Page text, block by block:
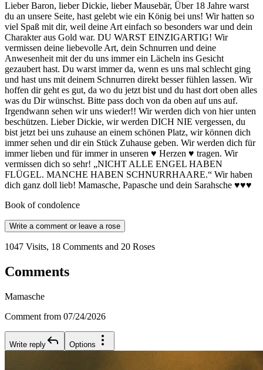
Lieber Baron, lieber Dickie, lieber Mausebär, Über 18 Jahre warst
du an unsere Seite, hast gelebt wie ein König bei uns! Wir hatten so
viel Spaß mit dir, weil deine Art einfach so besonders war und dein
Charakter aus Gold war. DU WARST EINZIGARTIG! Wir
vermissen deine liebevolle Art, dein Schnurren und deine
Anwesenheit mit der du uns immer ein Lächeln ins Gesicht
gezaubert hast. Du warst immer da, wenn es uns mal schlecht ging
und hast uns mit deinem Schnurren direkt besser fühlen lassen. Wir
hoffen dir geht es gut, da wo du jetzt bist und du hast dort oben alles
was du Dir wünschst. Bitte pass doch von da oben auf uns auf.
Irgendwann sehen wir uns wieder!! Wir werden dich von hier unten
beschützen. Lieber Dickie, wir werden DICH NIE vergessen, du
bist jetzt bei uns zuhause an einem schönen Platz, wir können dich
immer sehen und dir ein Stück Zuhause geben. Wir werden dich für
immer lieben und für immer in unseren ♥ Herzen ♥ tragen. Wir
vermissen dich so sehr! „NICHT ALLE ENGEL HABEN
FLÜGEL. MANCHE HABEN SCHNURRHAARE.“ Wir haben
dich ganz doll lieb! Mamasche, Papasche und dein Sarahsche ♥♥♥
Book of condolence
Write a comment or leave a rose
1047 Visits, 18 Comments and 20 Roses
Comments
Mamasche
Comment from 07/24/2026
Write reply Options